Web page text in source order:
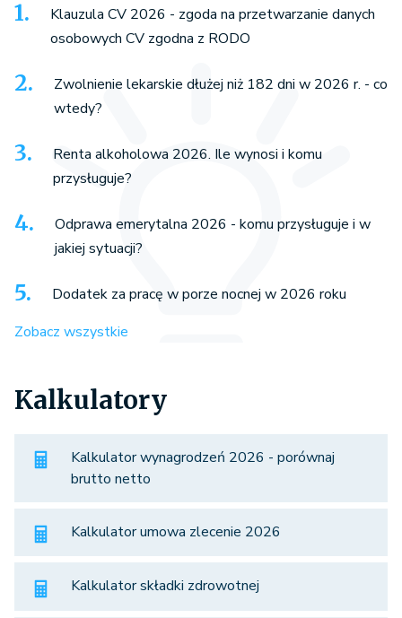
Klauzula CV 2026 - zgoda na przetwarzanie danych
osobowych CV zgodna z RODO
Zwolnienie lekarskie dłużej niż 182 dni w 2026 r. - co
wtedy?
Renta alkoholowa 2026. Ile wynosi i komu
przysługuje?
Odprawa emerytalna 2026 - komu przysługuje i w
jakiej sytuacji?
Dodatek za pracę w porze nocnej w 2026 roku
Zobacz wszystkie
Kalkulatory
Kalkulator wynagrodzeń 2026 - porównaj
brutto netto
Kalkulator umowa zlecenie 2026
Kalkulator składki zdrowotnej